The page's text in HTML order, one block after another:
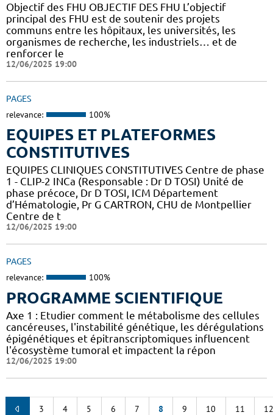
Objectif des FHU OBJECTIF DES FHU L’objectif
principal des FHU est de soutenir des projets
communs entre les hôpitaux, les universités, les
organismes de recherche, les industriels… et de
renforcer le
12/06/2025 19:00
PAGES
relevance: 100%
EQUIPES ET PLATEFORMES
CONSTITUTIVES
EQUIPES CLINIQUES CONSTITUTIVES Centre de phase
1 - CLIP-2 INCa (Responsable : Dr D TOSI) Unité de
phase précoce, Dr D TOSI, ICM Département
d’Hématologie, Pr G CARTRON, CHU de Montpellier
Centre de t
12/06/2025 19:00
PAGES
relevance: 100%
PROGRAMME SCIENTIFIQUE
Axe 1 : Etudier comment le métabolisme des cellules
cancéreuses, l'instabilité génétique, les dérégulations
épigénétiques et épitranscriptomiques influencent
l'écosystème tumoral et impactent la répon
12/06/2025 19:00
3 4 5 6 7 8 9 10 11 12